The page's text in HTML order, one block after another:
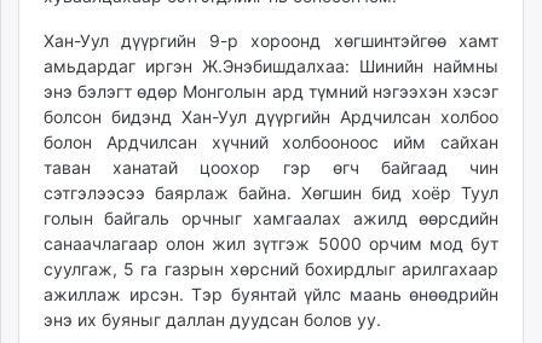
mass.mn
unegui.mn
assa.mn
toim.mn
tac.mn
unread.today
Хан-Уул дүүргийн 9-р хороонд хөгшинтэйгөө хамт
амьдардаг иргэн Ж.Энэбишдалхаа: Шинийн наймны
энэ бэлэгт өдөр Монголын ард түмний нэгээхэн хэсэг
болсон бидэнд Хан-Уул дүүргийн Ардчилсан холбоо
болон Ардчилсан хүчний холбооноос ийм сайхан
таван ханатай цоохор гэр өгч байгаад чин
сэтгэлээсээ баярлаж байна. Хөгшин бид хоёр Туул
голын байгаль орчныг хамгаалах ажилд өөрсдийн
санаачлагаар олон жил зүтгэж 5000 орчим мод бут
суулгаж, 5 га газрын хөрсний бохирдлыг арилгахаар
ажиллаж ирсэн. Тэр буянтай үйлс маань өнөөдрийн
энэ их буяныг даллан дуудсан болов уу.